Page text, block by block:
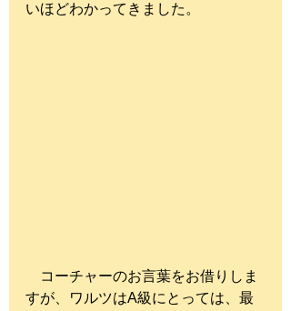
いほどわかってきました。
コーチャーのお言葉をお借りしま
すが、ワルツはA級にとっては、最